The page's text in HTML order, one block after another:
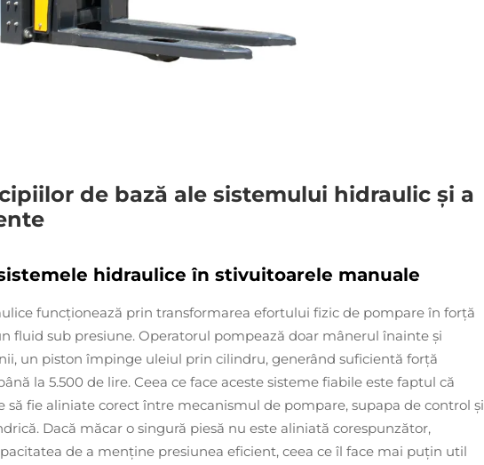
de bază ale sistemului hidraulic și a
hidraulice în stivuitoarele manuale
funcționează prin transformarea efortului fizic de pompare în forță
fluid sub presiune. Operatorul pompează doar mânerul înainte și
un piston împinge uleiul prin cilindru, generând suficientă forță
la 5.500 de lire. Ceea ce face aceste sisteme fiabile este faptul că
fie aliniate corect între mecanismul de pompare, supapa de control și
Dacă măcar o singură piesă nu este aliniată corespunzător,
de a menține presiunea eficient, ceea ce îl face mai puțin util